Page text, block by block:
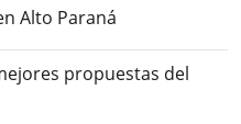
Alto Paraná
propuestas del